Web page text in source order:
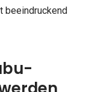
beeindruckend